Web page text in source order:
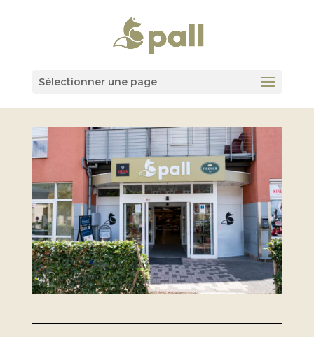
Sélectionner une page